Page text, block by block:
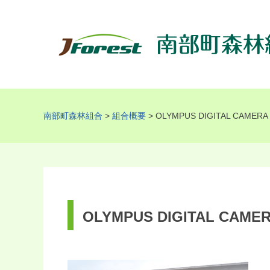
南部町森林組合 > 組合概要 > OLYMPUS DIGITAL CAMERA
OLYMPUS DIGITAL